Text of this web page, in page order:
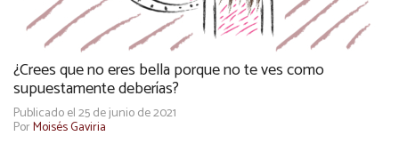
¿Crees que no eres bella porque no te ves como
supuestamente deberías?
Publicado el 25 de junio de 2021
PorMoisés Gaviria